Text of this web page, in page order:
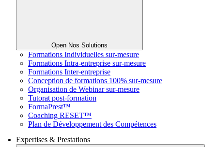
Open Nos Solutions
Formations Individuelles sur-mesure
Formations Intra-entreprise sur-mesure
Formations Inter-entreprise
Conception de formations 100% sur-mesure
Organisation de Webinar sur-mesure
Tutorat post-formation
FormaPrest™
Coaching RESET™
Plan de Développement des Compétences
Expertises & Prestations